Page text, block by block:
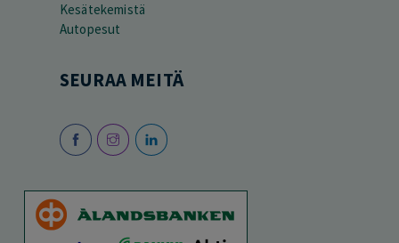
Kesätekemistä
Autopesut
SEURAA MEITÄ